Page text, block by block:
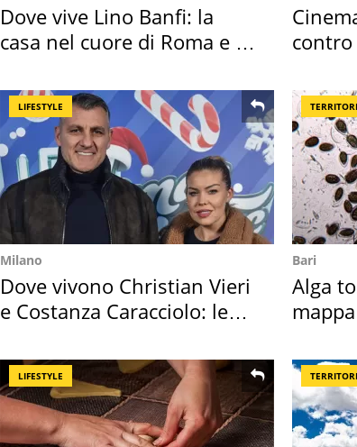
Dove vive Lino Banfi: la
casa nel cuore di Roma e i
contro
LIFESTYLE
Milano
Dove vivono Christian Vieri
e Costanza Caracciolo: le
Bari
Alga
LIFESTYLE